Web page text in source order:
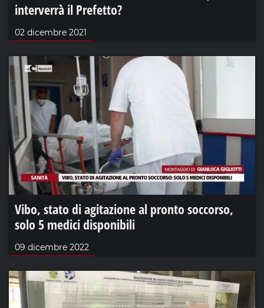
interverrà il Prefetto?
02 dicembre 2021
Vibo, stato di agitazione al pronto soccorso,
solo 5 medici disponibili
09 dicembre 2022